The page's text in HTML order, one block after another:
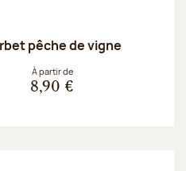
pêche de vigne
À partir de
8,90 €